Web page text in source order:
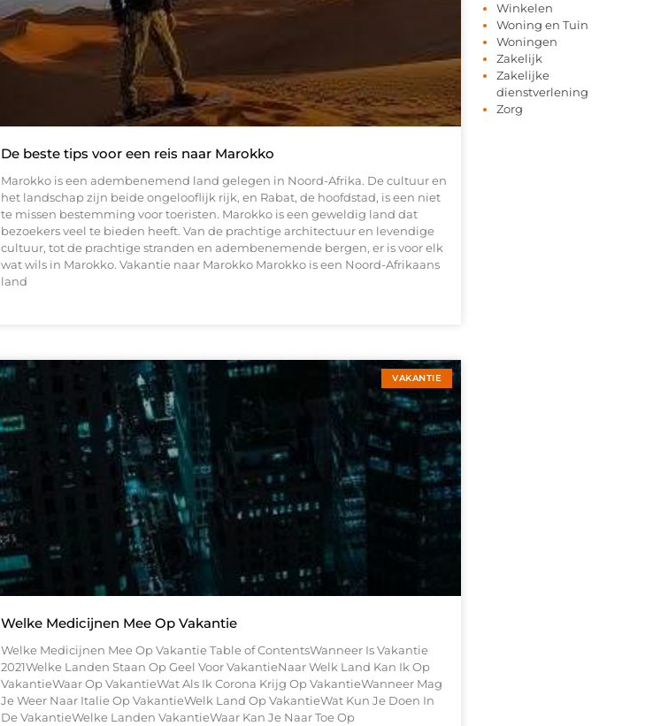
De beste tips voor een reis naar Marokko
Marokko is een adembenemend land gelegen in Noord-Afrika. De cultuur en
het landschap zijn beide ongelooflijk rijk, en Rabat, de hoofdstad, is een niet
te missen bestemming voor toeristen. Marokko is een geweldig land dat
bezoekers veel te bieden heeft. Van de prachtige architectuur en levendige
cultuur, tot de prachtige stranden en adembenemende bergen, er is voor elk
wat wils in Marokko. Vakantie naar Marokko Marokko is een Noord-Afrikaans
land
VAKANTIE
Welke Medicijnen Mee Op Vakantie
Welke Medicijnen Mee Op Vakantie Table of ContentsWanneer Is Vakantie
2021Welke Landen Staan Op Geel Voor VakantieNaar Welk Land Kan Ik Op
VakantieWaar Op VakantieWat Als Ik Corona Krijg Op VakantieWanneer Mag
Je Weer Naar Italie Op VakantieWelk Land Op VakantieWat Kun Je Doen In
De VakantieWelke Landen VakantieWaar Kan Je Naar Toe Op
Winkelen
Woning en Tuin
Woningen
Zakelijk
Zakelijke
dienstverlening
Zorg